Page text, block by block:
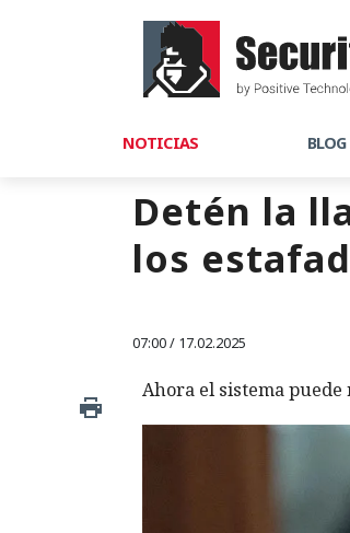
NOTICIAS BLOG
Detén la
los
07:00 / 17.02.2025
Ahora el sistema